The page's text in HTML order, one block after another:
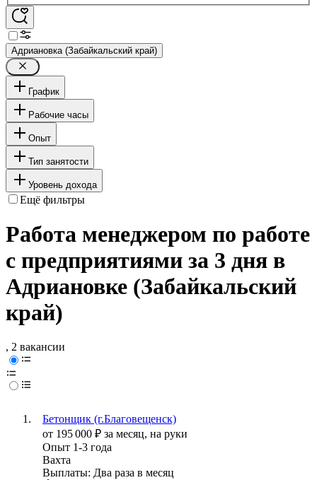
Адриановка (Забайкальский край)
График
Рабочие часы
Опыт
Тип занятости
Уровень дохода
Ещё фильтры
Работа менеджером по работе
с предприятиями за 3 дня в
Адриановке (Забайкальский
край)
, 2 вакансии
Бетонщик (г.Благовещенск)
от 195 000 ₽ за месяц, на руки
Опыт 1-3 года
Вахта
Выплаты: Два раза в месяц